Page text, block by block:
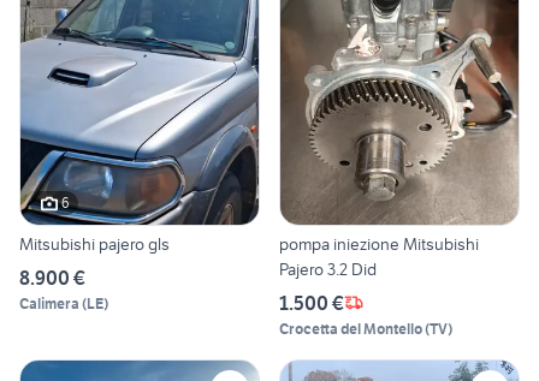
6
Mitsubishi pajero gls
8.900 €
Calimera (LE)
pompa iniezione Mitsubishi
Pajero 3.2 Did
1.500 €
Crocetta del Montello(TV)